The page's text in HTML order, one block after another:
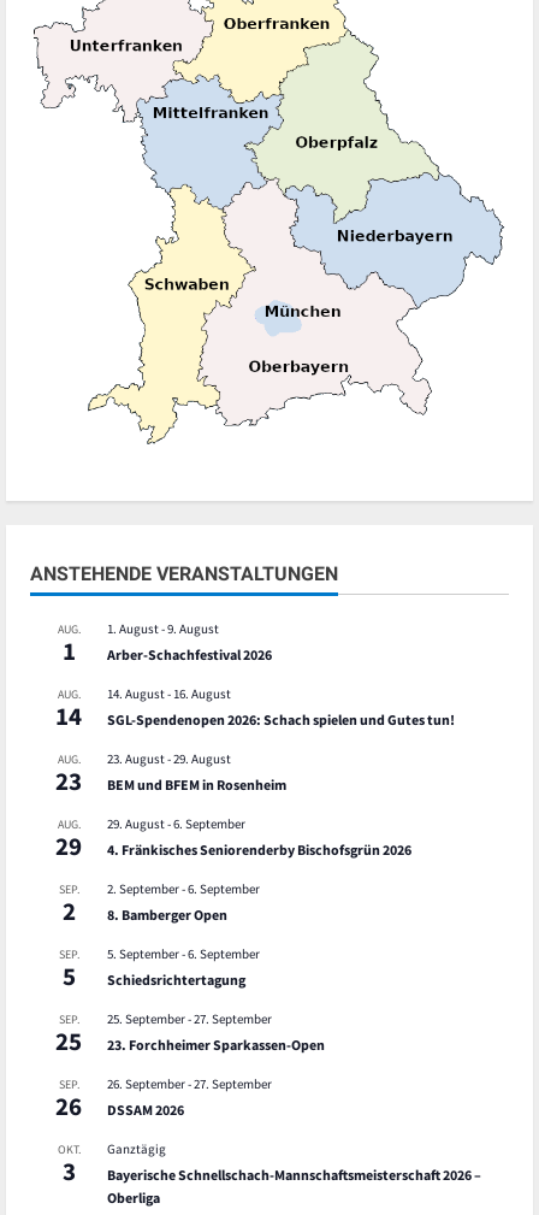
ANSTEHENDE VERANSTALTUNGEN
AUG.
1
1. August-9. August
Arber-Schachfestival 2026
AUG.
14
14. August- 16. August
SGL-Spendenopen 2026: Schach spielen und Gutes tun!
AUG.
23
23. August-29. August
BEM und BFEM in Rosenheim
AUG.
29
29. August-6. September
4. Fränkisches Seniorenderby Bischofsgrün 2026
SEP.
2
2. September-6. September
8. Bamberger Open
SEP.
5
5. September-6. September
Schiedsrichtertagung
SEP.
25
25. September-27. September
23. Forchheimer Sparkassen-Open
SEP.
26
26. September-27. September
DSSAM 2026
OKT.
3
Ganztägig
Bayerische Schnellschach-Mannschaftsmeisterschaft 2026 –
Oberliga